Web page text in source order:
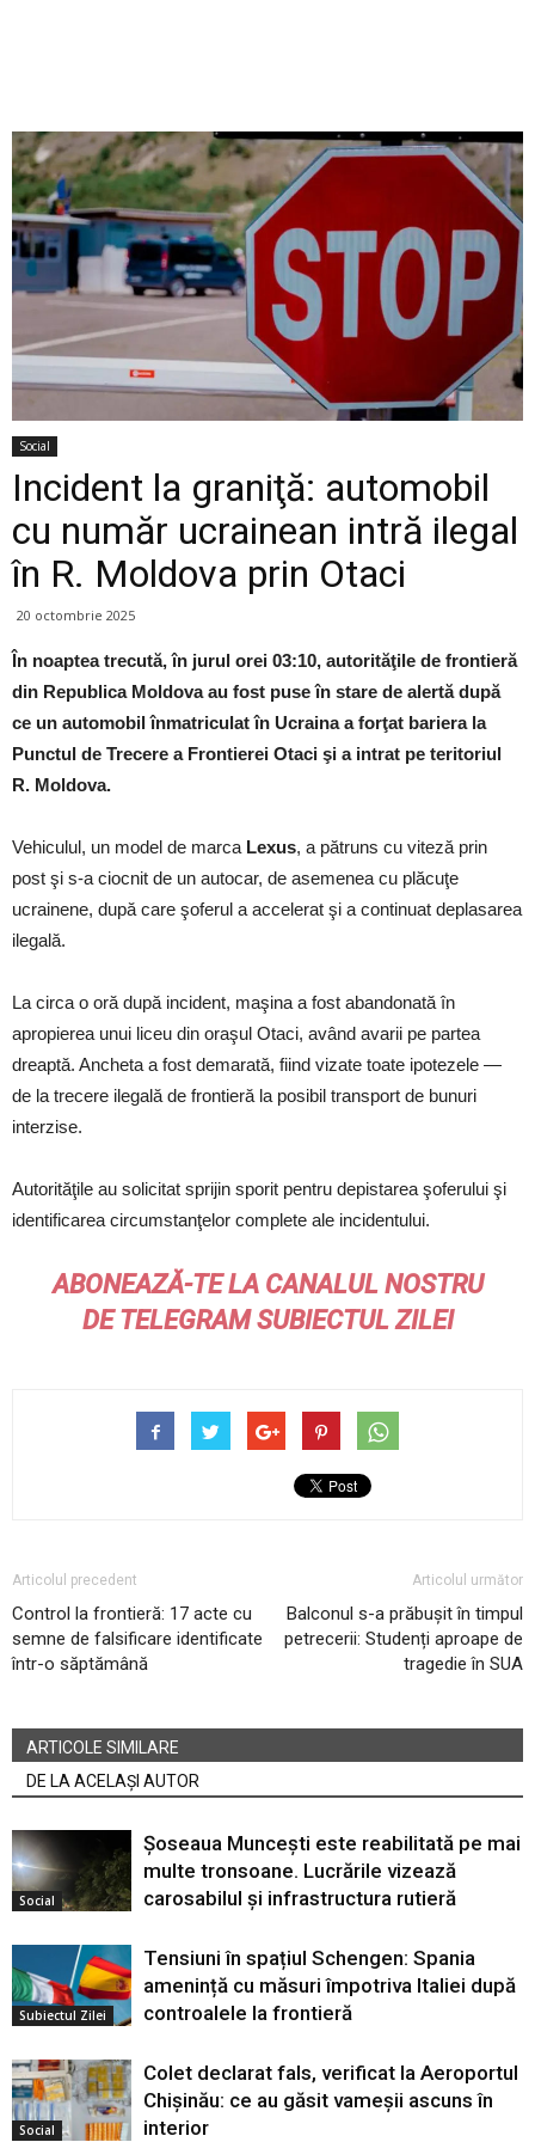
Social
Incident la graniţă: automobil
cu număr ucrainean intră ilegal
în R. Moldova prin Otaci
20 octombrie 2025
În noaptea trecută, în jurul orei 03:10, autorităţile de frontieră
din Republica Moldova au fost puse în stare de alertă după
ce un automobil înmatriculat în Ucraina a forţat bariera la
Punctul de Trecere a Frontierei Otaci şi a intrat pe teritoriul
R. Moldova.
Vehiculul, un model de marca Lexus, a pătruns cu viteză prin
post şi s-a ciocnit de un autocar, de asemenea cu plăcuţe
ucrainene, după care şoferul a accelerat şi a continuat deplasarea
ilegală.
La circa o oră după incident, maşina a fost abandonată în
apropierea unui liceu din oraşul Otaci, având avarii pe partea
dreaptă. Ancheta a fost demarată, fiind vizate toate ipotezele —
de la trecere ilegală de frontieră la posibil transport de bunuri
interzise.
Autorităţile au solicitat sprijin sporit pentru depistarea şoferului şi
identificarea circumstanţelor complete ale incidentului.
ABONEAZĂ-TE LA CANALUL NOSTRU
DETELEGRAMSUBIECTUL ZILEI
Articolul precedent
Control la frontieră: 17 acte cu
semne de falsificare identificate
într-o săptămână
Articolul următor
Balconul s-a prăbușit în timpul
petrecerii: Studenți aproape de
tragedie în SUA
ARTICOLE SIMILARE
DE LA ACELAȘI AUTOR
Social
Șoseaua Muncești este reabilitată pe mai
multe tronsoane. Lucrările vizează
carosabilul și infrastructura rutieră
Subiectul Zilei
Tensiuni în spațiul Schengen: Spania
amenință cu măsuri împotriva Italiei după
controalele la frontieră
Social
Colet declarat fals, verificat la Aeroportul
Chișinău: ce au găsit vameșii ascuns în
interior